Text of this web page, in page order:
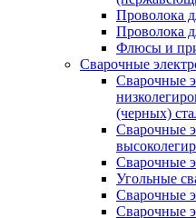
Проволока
Проволока
Флюсы и
Сварочные
Сварочные
(черных)
Сварочные
Сварочные
Угольные
Сварочные
Сварочные